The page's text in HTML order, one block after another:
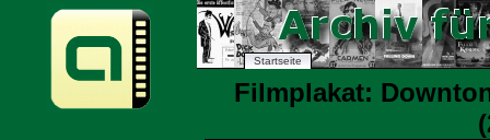
Startseite
Filmplakat: